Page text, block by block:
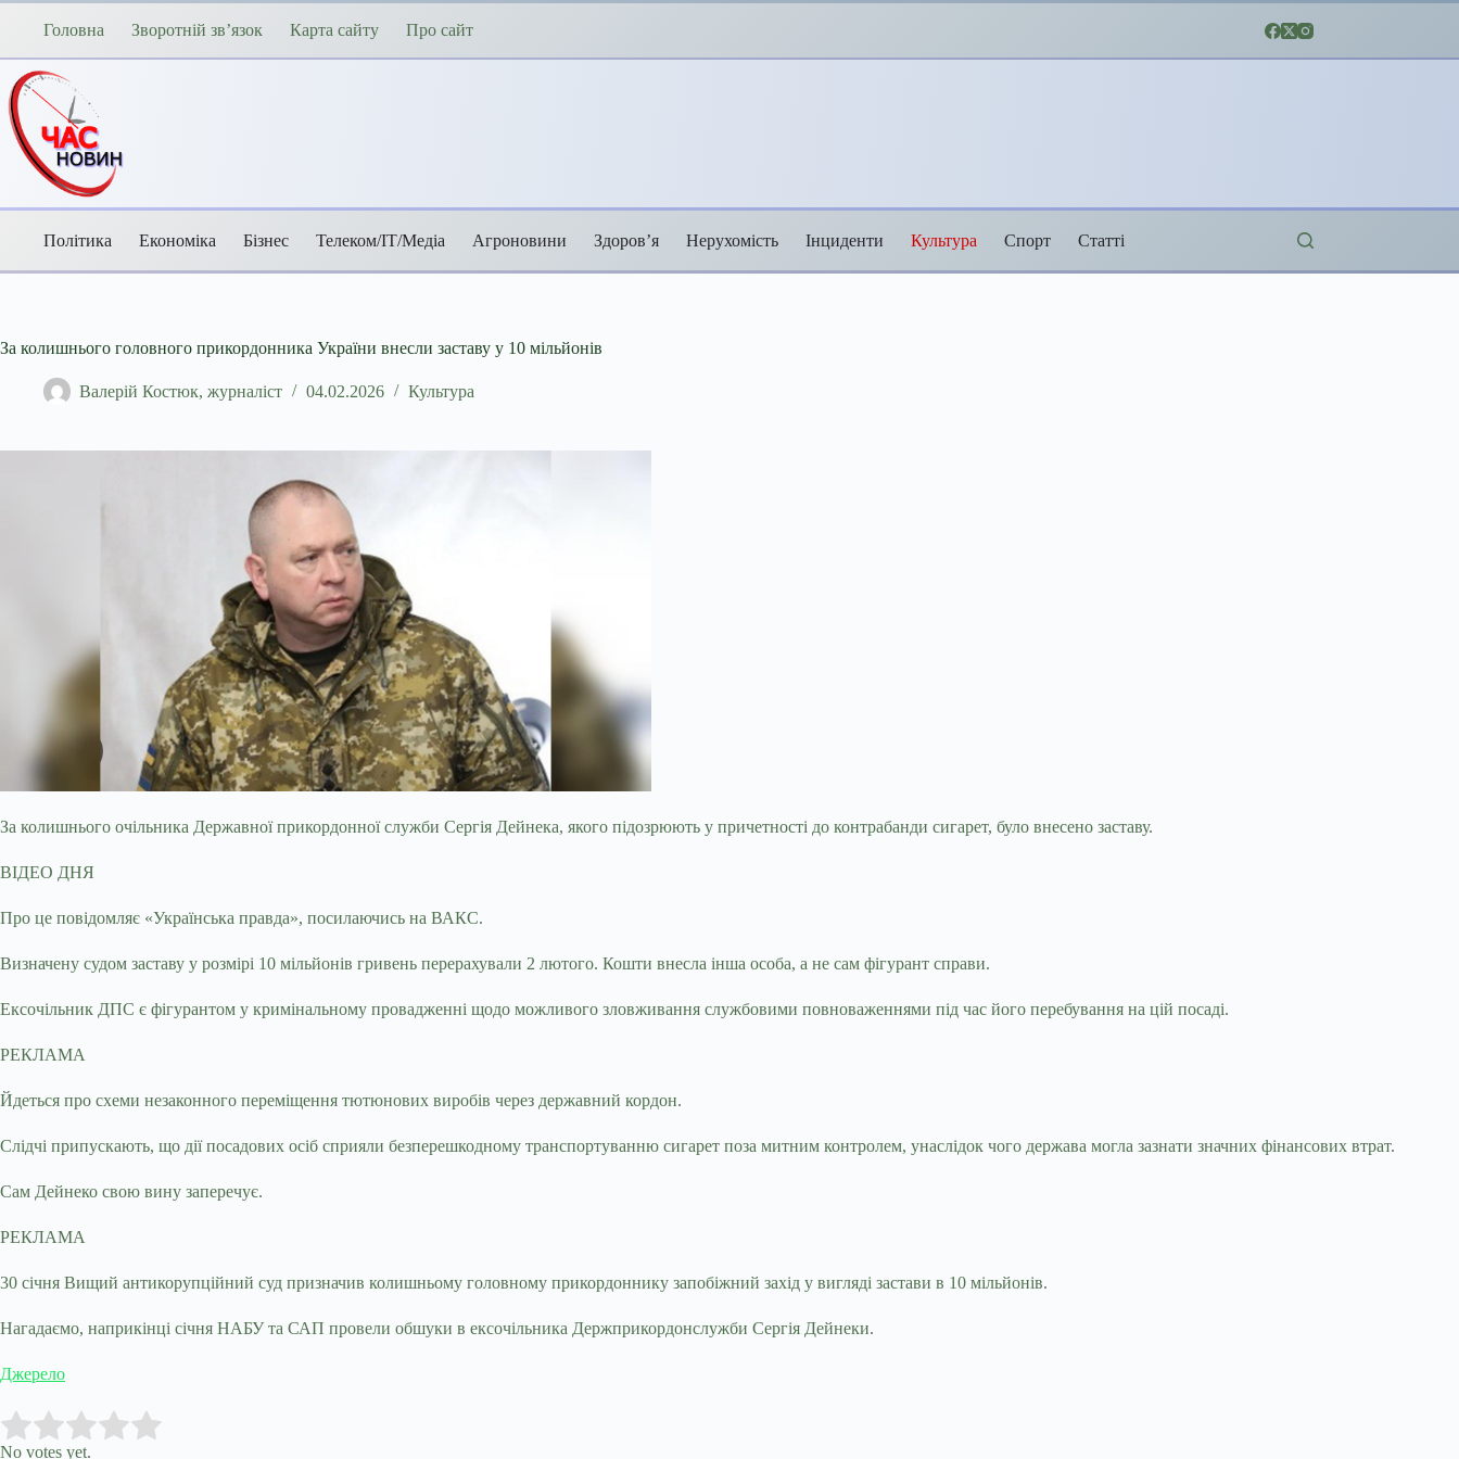
Перейти
Головна Зворотній зв’язок Карта сайту Про сайт
Політика Економіка Бізнес Телеком/ІТ/Медіа Агроновини Здоров’я Нерухомість Інциденти Культура Спорт Статті
За колишнього головного прикордонника України внесли заставу у 10 мільйонів
Валерій Костюк, журналіст 04.02.2026 Культура
За колишнього очільника Державної прикордонної служби Сергія Дейнека, якого підозрюють у причетності до контрабанди сигарет, було внесено заставу.
ВІДЕО ДНЯ
Про це повідомляє «Українська правда», посилаючись на ВАКС.
Визначену судом заставу у розмірі 10 мільйонів гривень перерахували 2 лютого. Кошти внесла інша особа, а не сам фігурант справи.
Ексочільник ДПС є фігурантом у кримінальному провадженні щодо можливого зловживання службовими повноваженнями під час його перебування на цій посаді.
РЕКЛАМА
Йдеться про схеми незаконного переміщення тютюнових виробів через державний кордон.
Слідчі припускають, що дії посадових осіб сприяли безперешкодному транспортуванню сигарет поза митним контролем, унаслідок чого держава могла зазнати значних фінансових втрат.
Сам Дейнеко свою вину заперечує.
РЕКЛАМА
30 січня Вищий антикорупційний суд призначив колишньому головному прикордоннику запобіжний захід у вигляді застави в 10 мільйонів.
Нагадаємо, наприкінці січня НАБУ та САП провели обшуки в ексочільника Держприкордонслужби Сергія Дейнеки.
Джерело
Rate this item:
No votes yet.